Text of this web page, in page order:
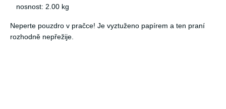
nosnost: 2.00 kg
Neperte pouzdro v pračce! Je vyztuženo papírem a ten praní
rozhodně nepřežije.